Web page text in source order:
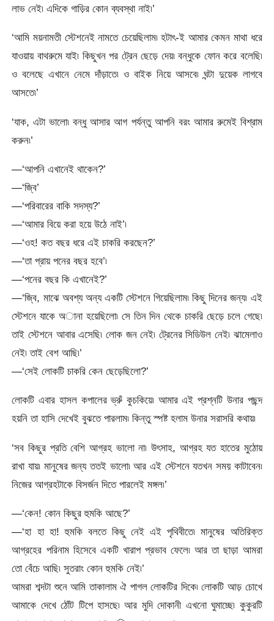
লাভ নেই৷ এদিকে গাড়ির কোন ব্যবস্থা নাই৷’
‘আমি ময়নামতী স্টেশনেই নামতে চেয়েছিলাম৷ হটাৎ-ই আমার কেমন মাথা ধরে
যাওয়ায় বাথরুমে যাই৷ কিছুখন পর ট্রেন ছেড়ে দেয়৷ বন্ধুকে ফোন করে বলেছি৷
ও বলেছে এখানে নেমে দাঁড়াতে৷ ও বাইক নিয়ে আসবে৷ ঘন্টা দুয়েক লাগবে
আসতে৷’
‘যাক, এটা ভালো৷ বন্ধু আসার আগ পর্যন্তু আপনি বরং আমার রুমেই বিশ্রাম
করুন৷’
—‘আপনি এখানেই থাকেন?’
—‘জ্বি’
—‘পরিবারের বাকি সদস্য?’
—‘আমার বিয়ে করা হয়ে উঠে নাই’৷
—‘ওহ! কত বছর ধরে এই চাকরি করছেন?’
—‘তা প্রায় পনের বছর হবে’৷
—‘পনের বছর কি এখানেই?’
—‘জ্বি, মাঝে অবশ্য অন্য একটি স্টেশনে গিয়েছিলাম৷ কিছু দিনের জন্য৷ এই
স্টেশনে যাকে অানা হয়েছিলো৷ সে তিন দিন থেকে চাকরি ছেড়ে চলে গেছে৷
তাই স্টেশনে আবার এসেছি৷ লোক জন নেই৷ ট্রেনের সিডিউল নেই৷ ঝামেলাও
নেই৷ তাই বেশ আছি৷’
—‘সেই লোকটি চাকরি কেন ছেড়েছিলো?’
লোকটি এবার হাসল কপালের ভ্রুঁ কুচকিয়ে৷ আমার এই প্রশ্নটি উনার পছন্দ
হয়নি তা হাসি দেখেই বুঝতে পারলাম৷ কিন্তু স্পষ্ট হলাম উনার সরাসরি কথায়৷
‘সব কিছুর প্রতি বেশি আগ্রহ ভালো না৷ উৎসাহ, আগ্রহ যত হাতের মুঠোয়
রাখা যায়৷ মানুষের জন্য ততই ভালো৷ আর এই স্টেশনে যতখন সময় কাটাবেন৷
নিজের আগ্রহটাকে বিসর্জন দিতে পারলেই মঙ্গল৷’
—‘কেন! কোন কিছুর হুমকি আছে?’
—‘হা হা হা! হুমকি বলতে কিছু নেই এই পৃথিবীতে৷ মানুষের অতিরিক্ত
আগ্রহের পরিনাম হিসেবে একটি খারাপ প্রভাব ফেলে৷ আর তা ছাড়া আমরা
তো বেঁচে আছি৷ সুতরাং কোন হুমকি নেই৷’
আমরা শব্দটা শুনে আমি তাকালাম ঐ পাগল লোকটির দিকে৷ লোকটি আড় চোখে
আমাকে দেখে ঠোঁট টিপে হাসছে৷ আর মুদি দোকানী এখনো ঘুমাচ্ছে৷ কুকুরটি